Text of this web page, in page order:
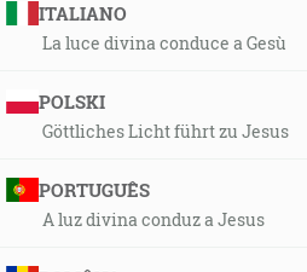
ITALIANO
La luce divina conduce a Gesù
POLSKI
Göttliches Licht führt zu Jesus
PORTUGUÊS
A luz divina conduz a Jesus